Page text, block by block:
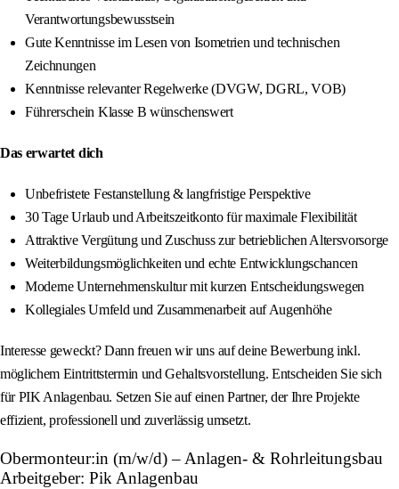
Verantwortungsbewusstsein
Gute Kenntnisse im Lesen von Isometrien und technischen
Zeichnungen
Kenntnisse relevanter Regelwerke (DVGW, DGRL, VOB)
Führerschein Klasse B wünschenswert
Das erwartet dich
Unbefristete Festanstellung & langfristige Perspektive
30 Tage Urlaub und Arbeitszeitkonto für maximale Flexibilität
Attraktive Vergütung und Zuschuss zur betrieblichen Altersvorsorge
Weiterbildungsmöglichkeiten und echte Entwicklungschancen
Moderne Unternehmenskultur mit kurzen Entscheidungswegen
Kollegiales Umfeld und Zusammenarbeit auf Augenhöhe
Interesse geweckt? Dann freuen wir uns auf deine Bewerbung inkl.
möglichem Eintrittstermin und Gehaltsvorstellung. Entscheiden Sie sich
für PIK Anlagenbau. Setzen Sie auf einen Partner, der Ihre Projekte
effizient, professionell und zuverlässig umsetzt.
Obermonteur:in (m/w/d) – Anlagen- & Rohrleitungsbau
Arbeitgeber: Pik Anlagenbau